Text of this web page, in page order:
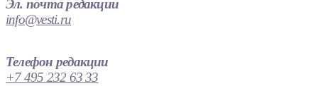
Эл. почта редакции
info@vesti.ru
Телефон редакции
+7 495 232 63 33